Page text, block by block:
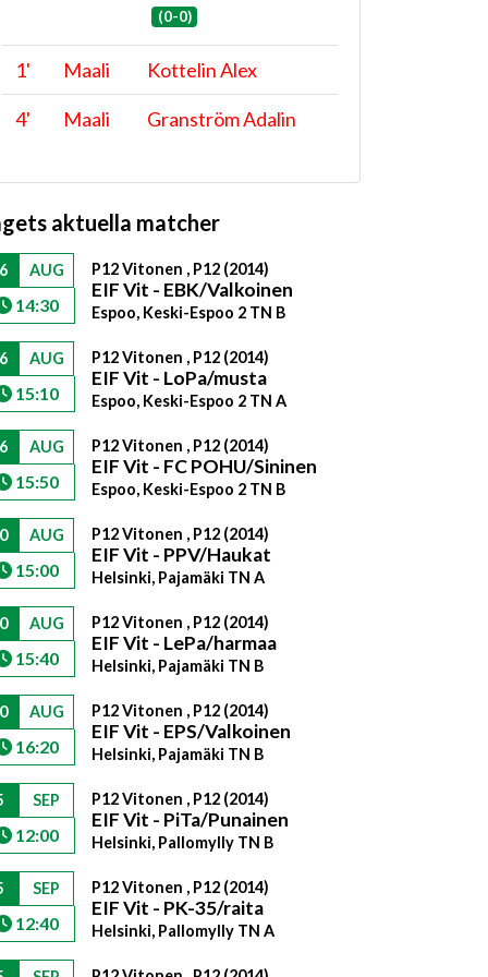
(0-0)
1' Maali Kottelin Alex
4' Maali Granström Adalin
aktuella matcher
AUG
14:30
P12 Vitonen , P12 (2014)
EIF Vit - EBK/Valkoinen
Espoo, Keski-Espoo 2 TN B
AUG
15:10
P12 Vitonen , P12 (2014)
EIF Vit - LoPa/musta
Espoo, Keski-Espoo 2 TN A
AUG
15:50
P12 Vitonen , P12 (2014)
EIF Vit - FC POHU/Sininen
Espoo, Keski-Espoo 2 TN B
AUG
15:00
P12 Vitonen , P12 (2014)
EIF Vit - PPV/Haukat
Helsinki, Pajamäki TN A
AUG
15:40
P12 Vitonen , P12 (2014)
EIF Vit - LePa/harmaa
Helsinki, Pajamäki TN B
AUG
16:20
P12 Vitonen , P12 (2014)
EIF Vit - EPS/Valkoinen
Helsinki, Pajamäki TN B
SEP
12:00
P12 Vitonen , P12 (2014)
EIF Vit - PiTa/Punainen
Helsinki, Pallomylly TN B
SEP
12:40
P12 Vitonen , P12 (2014)
EIF Vit - PK-35/raita
Helsinki, Pallomylly TN A